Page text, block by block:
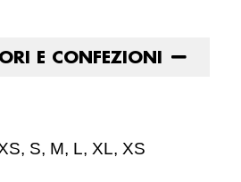
E CONFEZIONI
S, M, L, XL, XS